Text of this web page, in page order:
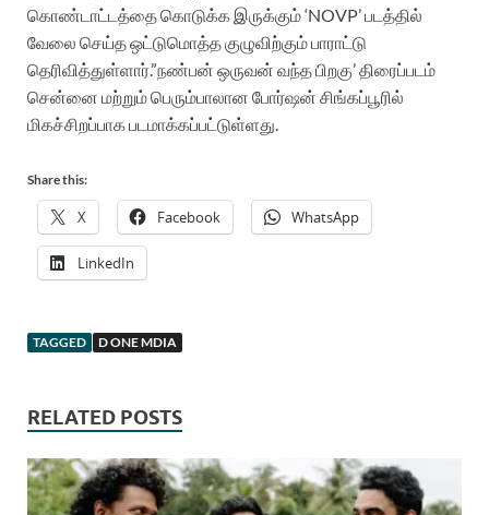
கொண்டாட்டத்தை கொடுக்க இருக்கும் ‘NOVP’ படத்தில்
வேலை செய்த ஒட்டுமொத்த குழுவிற்கும் பாராட்டு
தெரிவித்துள்ளார்.”நண்பன் ஒருவன் வந்த பிறகு’ திரைப்படம்
சென்னை மற்றும் பெரும்பாலான போர்ஷன் சிங்கப்பூரில்
மிகச்சிறப்பாக படமாக்கப்பட்டுள்ளது.
Share this:
X Facebook WhatsApp
LinkedIn
TAGGED D ONE MDIA
RELATED POSTS